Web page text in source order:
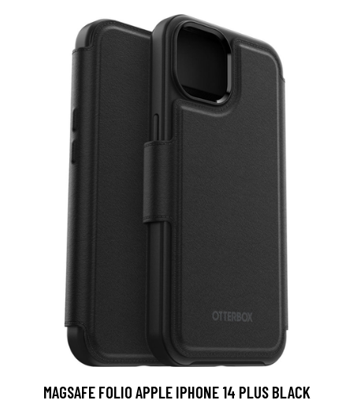
MAGSAFE FOLIO APPLE IPHONE 14 PLUS BLACK